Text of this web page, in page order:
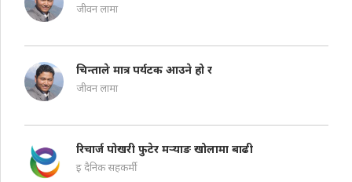
जीवन लामा
चिन्ताले मात्र पर्यटक आउने हो र
जीवन लामा
रिचार्ज पोखरी फुटेर मऱ्याङ खोलामा बाढी
इ दैनिक सहकर्मी